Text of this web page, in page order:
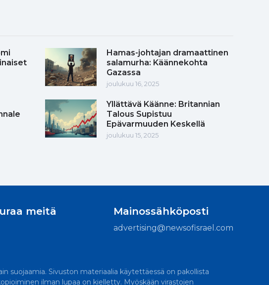
Hamas-johtajan dramaattinen
salamurha: Käännekohta
Gazassa
joulukuu 16, 2025
Yllättävä Käänne: Britannian
Talous Supistuu
Epävarmuuden Keskellä
joulukuu 15, 2025
meitä Mainossähköposti
advertising@newsofisrael.com
suojaamia. Sivuston materiaalia käytettäessä on pakollista
ilman lupaa on kielletty. Myöskään virastojen